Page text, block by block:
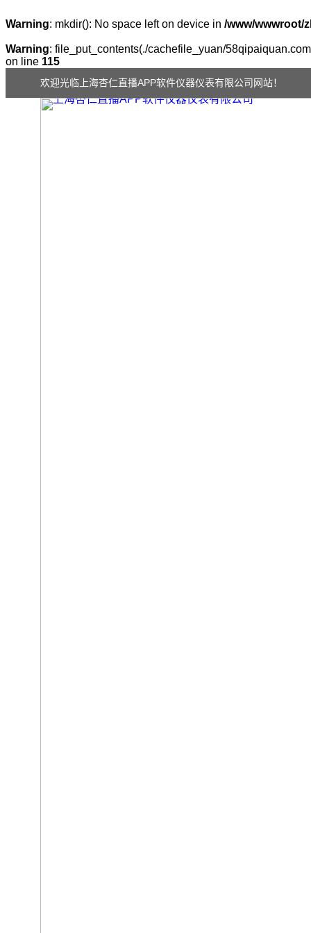
Warning: mkdir(): No space left on device in /www/wwwroot/
Warning: file_put_contents(./cachefile_yuan/
on line 115
欢迎光临上海杏仁直播APP软件仪器仪表有限公司网站！